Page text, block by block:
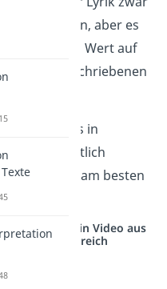
vorgesungen, aber es
noch viel Wert auf
des Geschriebenen
Rhythmus in
und deutlich
lies sie am besten
Hier ein Video aus
anderen Bereich